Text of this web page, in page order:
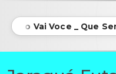
Vai Voce _ Que